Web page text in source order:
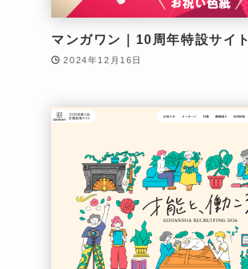
マンガワン｜10周年特設サイト
2024年12月16日